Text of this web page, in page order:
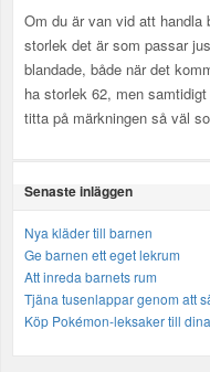
Om du är van vid att
storlek det är som passar
blandade, både när det
ha storlek 62, men
titta på märkningen så väl
Senaste inläggen
Nya kläder till barnen
Ge barnen ett eget lekrum
Att inreda barnets rum
Tjäna tusenlappar genom att
Köp Pokémon-leksaker till